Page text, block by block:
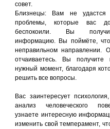
совет.
Близнецы: Вам не удастся
проблемы, которые вас
беспокоили. Вы
информацию. Вы поймёте, что
неправильном направлении.
отчаиваетесь. Вы получите
нужный момент, благодаря
решить все вопросы.
Вас заинтересует
анализ человеческого
узнаете интересную
изменить свой темперамент,